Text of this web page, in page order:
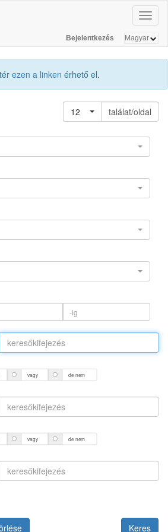
Bejelentkezés
ezen a linken érhető el.
12
találat/oldal
vagy de nem
vagy de nem